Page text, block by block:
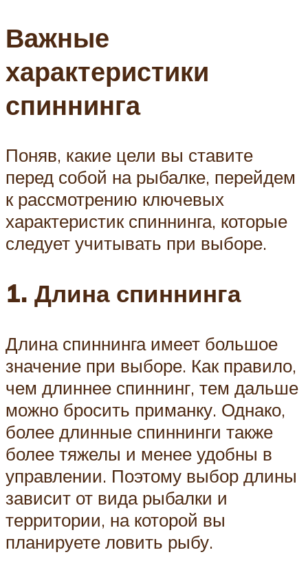
Важные
характеристики
спиннинга
Поняв, какие цели вы ставите
перед собой на рыбалке, перейдем
к рассмотрению ключевых
характеристик спиннинга, которые
следует учитывать при выборе.
1. Длина спиннинга
Длина спиннинга имеет большое
значение при выборе. Как правило,
чем длиннее спиннинг, тем дальше
можно бросить приманку. Однако,
более длинные спиннинги также
более тяжелы и менее удобны в
управлении. Поэтому выбор длины
зависит от вида рыбалки и
территории, на которой вы
планируете ловить рыбу.